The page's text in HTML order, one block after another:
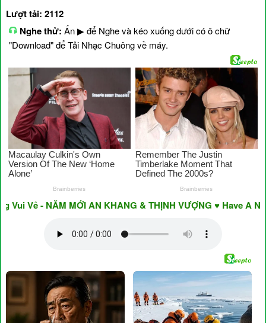
Lượt tải: 2112
Nghe thử: Ấn ▶ để Nghe và kéo xuống dưới có ô chữ
"Download" để Tải Nhạc Chuông về máy.
- NĂM MỚI AN KHANG & THỊNH VƯỢNG ♥ Have A Nice